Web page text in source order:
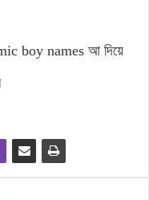
boy names আ দিয়ে